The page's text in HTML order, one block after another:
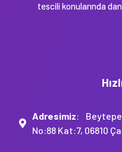
tescili konularında
Adresimiz:
No:88 Kat:7, 06810